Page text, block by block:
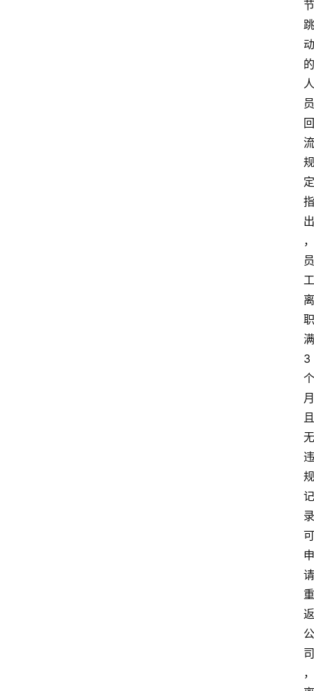
节
跳
动
的
人
员
回
流
规
定
指
出
，
员
工
离
职
满
3
个
月
且
无
违
规
记
录
可
申
请
重
返
公
司
，